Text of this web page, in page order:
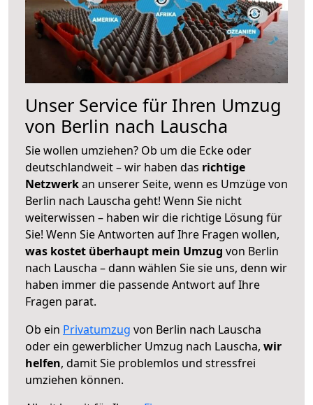
Unser Service für Ihren Umzug
von Berlin nach Lauscha
Sie wollen umziehen? Ob um die Ecke oder
deutschlandweit – wir haben das richtige
Netzwerkan unserer Seite, wenn es Umzüge von
Berlin nach Lauscha geht! Wenn Sie nicht
weiterwissen – haben wir die richtige Lösung für
Sie! Wenn Sie Antworten auf Ihre Fragen wollen,
was kostet überhaupt mein Umzug von Berlin
nach Lauscha – dann wählen Sie sie uns, denn wir
haben immer die passende Antwort auf Ihre
Fragen parat.
Ob ein Privatumzug von Berlin nach Lauscha
oder ein gewerblicher Umzug nach Lauscha, wir
helfen, damit Sie problemlos und stressfrei
umziehen können.